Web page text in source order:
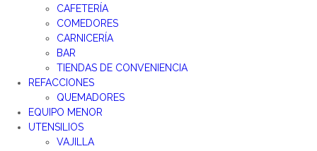
CAFETERÍA
COMEDORES
CARNICERÍA
BAR
TIENDAS DE CONVENIENCIA
REFACCIONES
QUEMADORES
EQUIPO MENOR
UTENSILIOS
VAJILLA